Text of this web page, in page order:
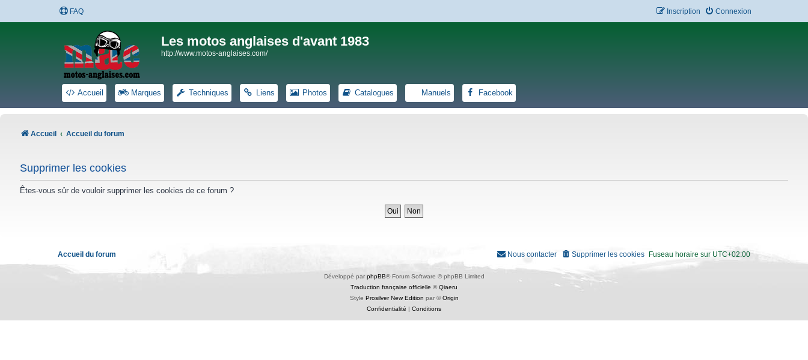
FAQ Connexion
Inscription
Les motos anglaises d'avant 1983
http://www.motos-anglaises.com/
Accueil Marques Techniques Liens Photos Catalogues Manuels Facebook
Accueil Accueil du forum
Supprimer les cookies
Êtes-vous sûr de vouloir supprimer les cookies de ce forum ?
Accueil du forum Fuseau horaire sur UTC+02:00
Supprimer les cookies
Nous contacter
Développé par phpBB® Forum Software © phpBB Limited
Traduction française officielle ©Qiaeru
Style Prosilver New Edition par ©Origin
Confidentialité | Conditions